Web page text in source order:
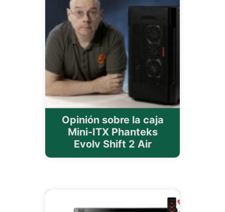
Opinión sobre la caja
Mini-ITX Phanteks
Evolv Shift 2 Air